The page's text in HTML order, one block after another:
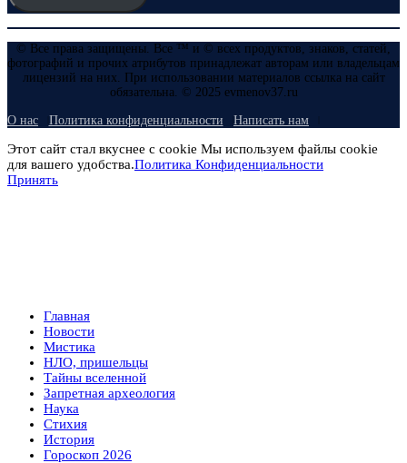
© Все права защищены. Все ™ и © всех продуктов, знаков, статей,
фотографий и прочих атрибутов принадлежат авторам или владельцам
лицензий на них. При использовании материалов ссылка на сайт
обязательна. © 2025 evmenov37.ru
О нас Политика конфиденциальности Написать нам
Этот сайт стал вкуснее с cookie Мы используем файлы cookie
для вашего удобства.Политика Конфиденциальности
Принять
Главная
Новости
Мистика
НЛО, пришельцы
Тайны вселенной
Запретная археология
Наука
Стихия
История
Гороскоп 2026